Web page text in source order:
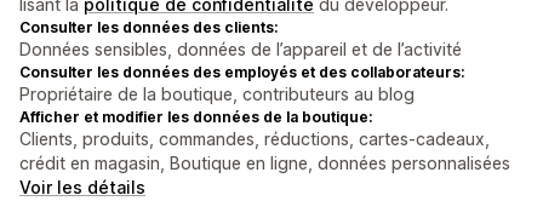
lisant la politique de confidentialité du développeur.
Consulter les données des clients:
Données sensibles, données de l’appareil et de l’activité
Consulter les données des employés et des collaborateurs:
Propriétaire de la boutique, contributeurs au blog
Afficher et modifier les données de la boutique:
Clients, produits, commandes, réductions, cartes-cadeaux,
crédit en magasin, Boutique en ligne, données personnalisées
Voir les détails